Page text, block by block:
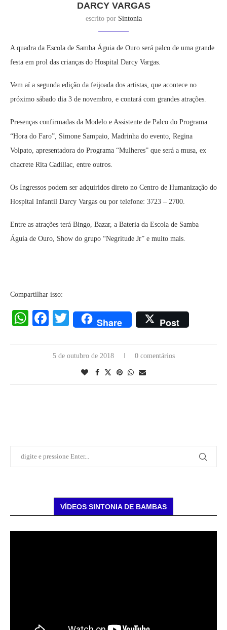
DARCY VARGAS
escrito por Sintonia
A quadra da Escola de Samba Águia de Ouro será palco de uma grande
festa em prol das crianças do Hospital Darcy Vargas.
Vem aí a segunda edição da feijoada dos artistas, que acontece no
próximo sábado dia 3 de novembro, e contará com grandes atrações.
Presenças confirmadas da Modelo e Assistente de Palco do Programa
“Hora do Faro”, Simone Sampaio, Madrinha do evento, Regina
Volpato, apresentadora do Programa “Mulheres” que será a musa, ex
chacrete Rita Cadillac, entre outros.
Os Ingressos podem ser adquiridos direto no Centro de Humanização do
Hospital Infantil Darcy Vargas ou por telefone: 3723 – 2700.
Entre as atrações terá Bingo, Bazar, a Bateria da Escola de Samba
Águia de Ouro, Show do grupo “Negritude Jr” e muito mais.
Compartilhar isso:
WhatsApp
Facebook
Twitter
Share Post
5 de outubro de 2018 0 comentários
VÍDEOS SINTONIA DE BAMBAS